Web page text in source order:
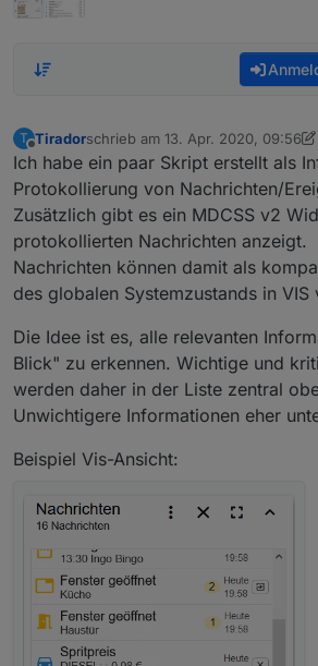
T
Offline
Tiradorschrieb am 13. Apr. 2020, 09:56
zuletzt editiert von Tirador
Ich habe ein paar Skript erstellt als
Protokollierung von Nachrichten/
Zusätzlich gibt es ein MDCSS v2
protokollierten Nachrichten anzeigt.
Nachrichten können damit als
des globalen Systemzustands in
Die Idee ist es, alle relevanten
Blick" zu erkennen. Wichtige und
werden daher in der Liste zentral
Unwichtigere Informationen eher
Beispiel Vis-Ansicht: